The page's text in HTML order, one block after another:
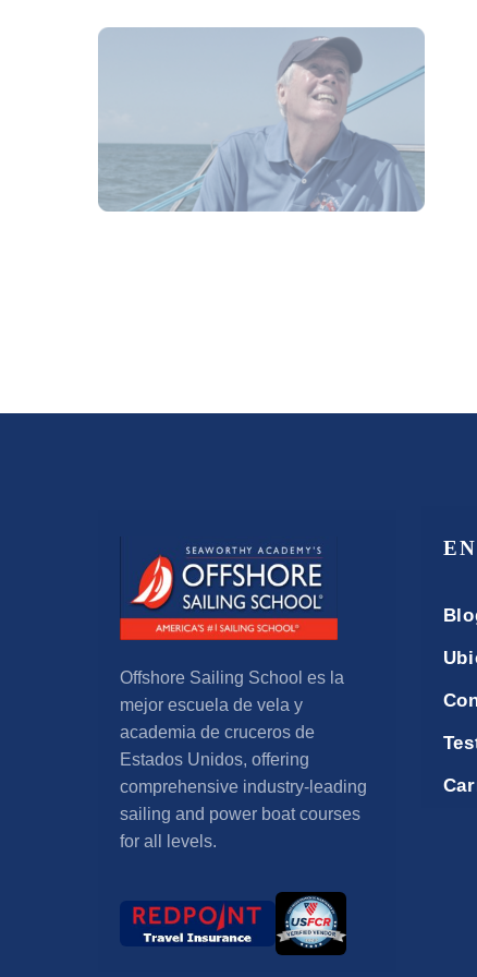
Offshore Sailing School es la
mejor escuela de vela y
academia de cruceros de
Estados Unidos, offering
comprehensive industry-leading
sailing and power boat courses
for all levels.